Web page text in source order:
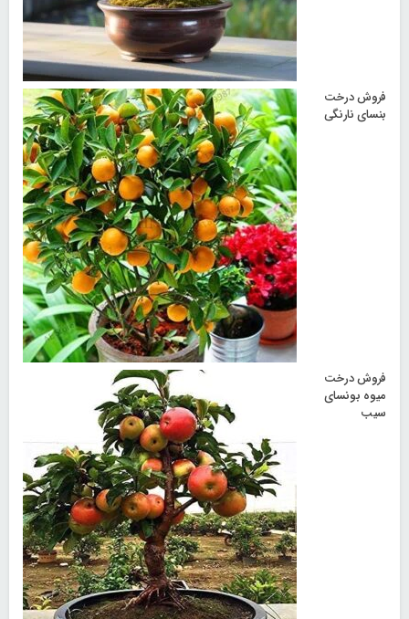
فروش درخت
بنسای نارنگی
فروش درخت
میوه بونسای
سیب